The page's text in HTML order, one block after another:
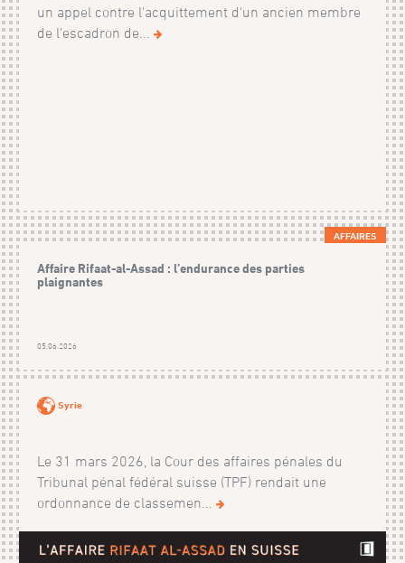
un appel contre l'acquittement d'un ancien membre
de l'escadron de...
AFFAIRES
Affaire Rifaat-al-Assad : l’endurance des parties
plaignantes
05.06.2026
Syrie
Le 31 mars 2026, la Cour des affaires pénales du
Tribunal pénal fédéral suisse (TPF) rendait une
ordonnance de classemen...